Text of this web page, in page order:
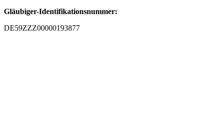
Gläubiger-Identifikationsnummer:
DE59ZZZ00000193877